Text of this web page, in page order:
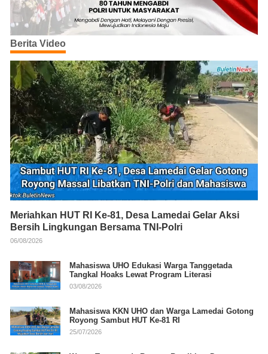
Berita Video
Meriahkan HUT RI Ke-81, Desa Lamedai Gelar Aksi
Bersih Lingkungan Bersama TNI-Polri
06/08/2026
Mahasiswa UHO Edukasi Warga Tanggetada
Tangkal Hoaks Lewat Program Literasi
03/08/2026
Mahasiswa KKN UHO dan Warga Lamedai Gotong
Royong Sambut HUT Ke-81 RI
25/07/2026